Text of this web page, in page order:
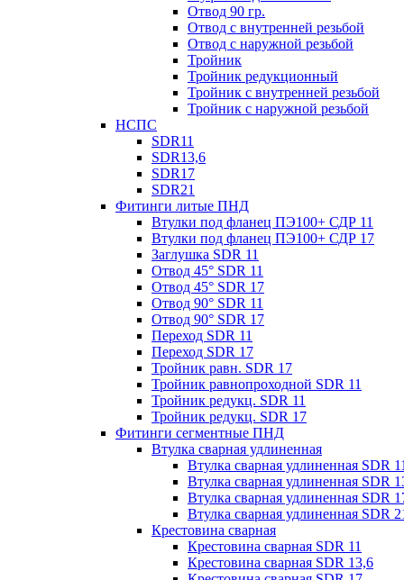
Отвод 90 гр.
Отвод с внутренней резьбой
Отвод с наружной резьбой
Тройник
Тройник редукционный
Тройник с внутренней резьбой
Тройник с наружной резьбой
НСПС
SDR11
SDR13,6
SDR17
SDR21
Фитинги литые ПНД
Втулки под фланец ПЭ100+ СДР 11
Втулки под фланец ПЭ100+ СДР 17
Заглушка SDR 11
Отвод 45° SDR 11
Отвод 45° SDR 17
Отвод 90° SDR 11
Отвод 90° SDR 17
Переход SDR 11
Переход SDR 17
Тройник равн. SDR 17
Тройник равнопроходной SDR 11
Тройник редукц. SDR 11
Тройник редукц. SDR 17
Фитинги сегментные ПНД
Втулка сварная удлиненная
Втулка сварная удлиненная SDR 11
Втулка сварная удлиненная SDR
Втулка сварная удлиненная SDR
Втулка сварная удлиненная SDR
Крестовина сварная
Крестовина сварная SDR 11
Крестовина сварная SDR 13,6